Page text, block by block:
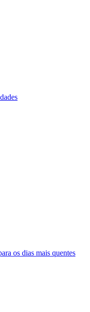
os dias mais quentes